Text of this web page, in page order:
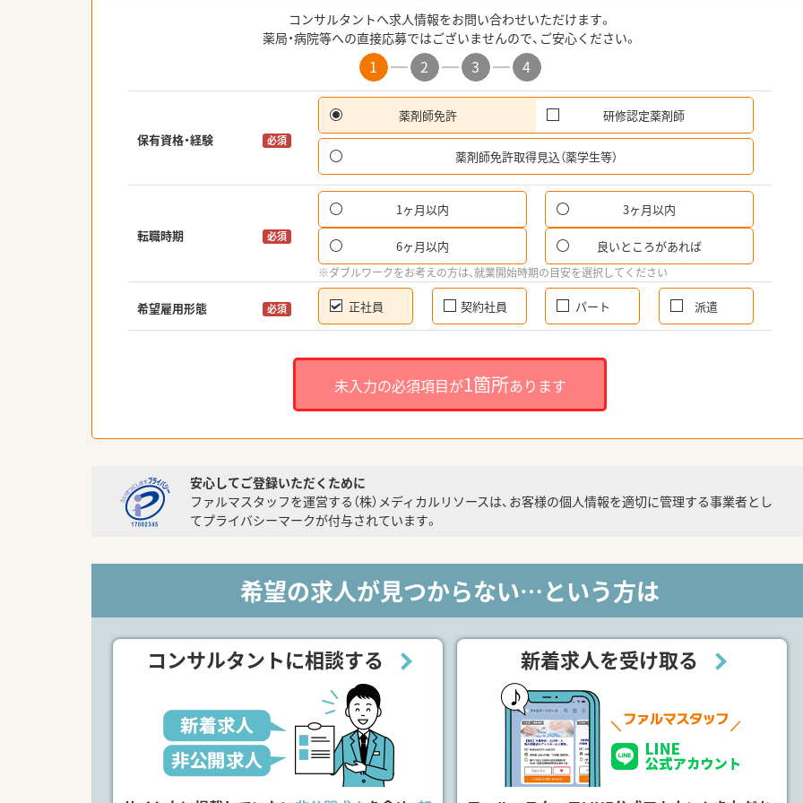
コンサルタントへ求人情報をお問い合わせいただけます。
薬局・病院等への直接応募ではございませんので、ご安心ください。
1 2 3 4
保有資格・経験 必須
薬剤師免許 研修認定薬剤師
薬剤師免許取得見込（薬学生等）
転職時期 必須
1ヶ月以内 3ヶ月以内
6ヶ月以内 良いところがあれば
※ダブルワークをお考えの方は、就業開始時期の目安を選択してください
希望雇用形態 必須 正社員 契約社員 パート 派遣
未入力の必須項目が1箇所あります
安心してご登録いただくために
ファルマスタッフを運営する（株）メディカルリソースは、お客様の個人情報を適切に管理する事業者とし
てプライバシーマークが付与されています。
希望の求人が見つからない…という方は
コンサルタントに相談する 新着求人を受け取る